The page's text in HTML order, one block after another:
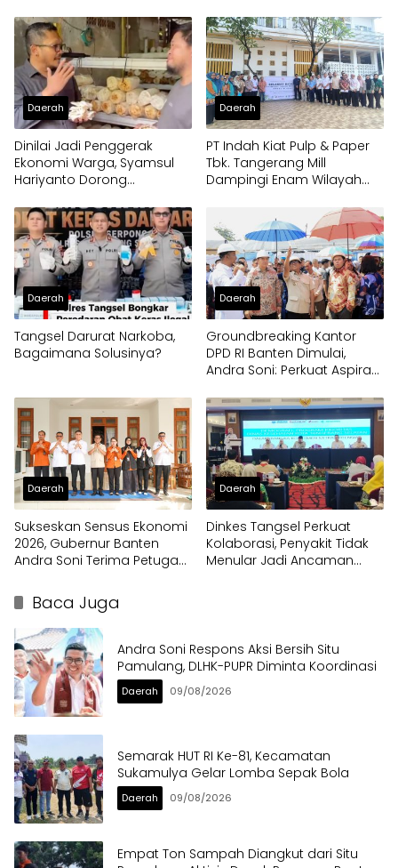
Daerah
Dinilai Jadi Penggerak
Ekonomi Warga, Syamsul
Hariyanto Dorong
Jamur Crispy di Serpong
Daerah
PT Indah Kiat Pulp & Paper
Tbk. Tangerang Mill
Dampingi Enam Wilayah
Daerah
Tangsel Darurat Narkoba,
Bagaimana Solusinya?
Daerah
Groundbreaking Kantor
DPD RI Banten Dimulai,
Andra Soni: Perkuat Aspirasi
Daerah
Sukseskan Sensus Ekonomi
2026, Gubernur Banten
Andra Soni Terima Petugas
Daerah
Dinkes Tangsel Perkuat
Kolaborasi, Penyakit Tidak
Menular Jadi Ancaman
Baca Juga
Andra Soni Respons Aksi Bersih Situ
Pamulang, DLHK-PUPR Diminta Koordinasi
Daerah 09/08/2026
Semarak HUT RI Ke-81, Kecamatan
Sukamulya Gelar Lomba Sepak Bola
Daerah 09/08/2026
Empat Ton Sampah Diangkut dari Situ